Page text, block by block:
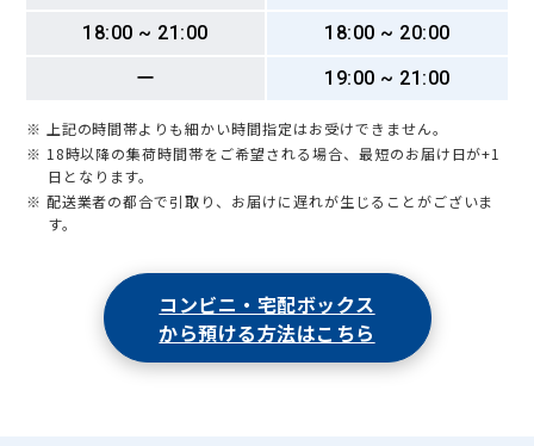
18:00 ~ 21:00
18:00 ~ 20:00
ー
19:00 ~ 21:00
※ 上記の時間帯よりも細かい時間指定はお受けできません。
※ 18時以降の集荷時間帯をご希望される場合、最短のお届け日が+1
日となります。
※ 配送業者の都合で引取り、お届けに遅れが生じることがございま
す。
コンビニ・宅配ボックス
から預ける方法はこちら